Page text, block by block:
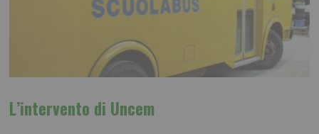
L’intervento di Uncem